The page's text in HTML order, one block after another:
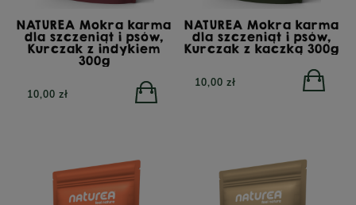
NATUREA Mokra karma
dla szczeniąt i psów,
Kurczak z indykiem
300g
10,00 zł
NATUREA Mokra karma
dla szczeniąt i psów,
Kurczak z kaczką 300g
10,00 zł